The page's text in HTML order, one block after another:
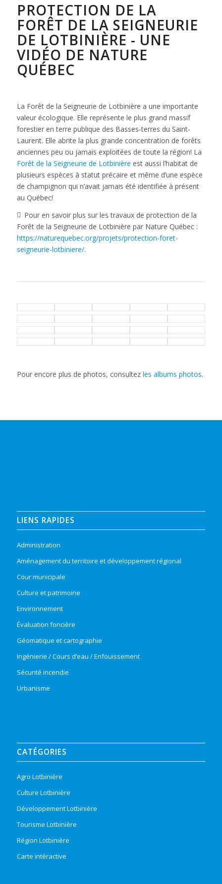
PROTECTION DE LA
FORÊT DE LA SEIGNEURIE
DE LOTBINIÈRE - UNE
VIDÉO DE NATURE
QUÉBEC
La Forêt de la Seigneurie de Lotbinière a une importante
valeur écologique. Elle représente le plus grand massif
forestier en terre publique des Basses-terres du Saint-
Laurent. Elle abrite la plus grande concentration de forêts
anciennes peu ou jamais exploitées de toute la région! La
Forêt de la Seigneurie de Lotbinière est aussi l’habitat de
plusieurs espèces à statut précaire et même d’une espèce
de champignon qui n’avait jamais été identifiée à présent
au Québec!
Pour en savoir plus sur les travaux de protection de la
Forêt de la Seigneurie de Lotbinière par Nature Québec :
https://naturequebec.org/projets/protection-foret-
seigneurie-lotbiniere/.
Pour encore plus de photos, consultez les albums photos.
LIENS RAPIDES
Administration
Aménagement du territoire et développement régional
Cour municipale
Culture et patrimoine
Environnement
Évaluation foncière
Géomatique et cartographie
Ingénierie / Cours d’eau / Enfouissement
Sécurité incendie
Urbanisme
CATÉGORIES
Agro Lotbinière
Culture Lotbinière
Développement Lotbinière
Tourisme Lotbinière
Région Lotbinière
Carte intéractive